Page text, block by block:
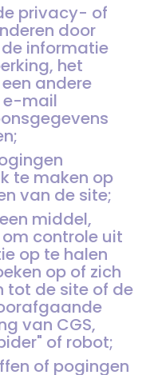
privacy- of
door
informatie
het
andere
e-mail
te maken op
van de site;
middel,
controle uit
op te halen
op of zich
tot de site of de
van CGS,
of robot;
of pogingen